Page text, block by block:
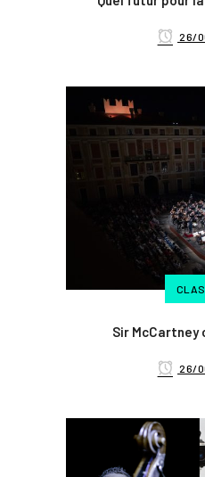
26/
Sir McCartney
26/